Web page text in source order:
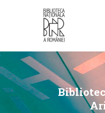
DESPRE NOI
PERMISUL
BIBLIOTECĂ